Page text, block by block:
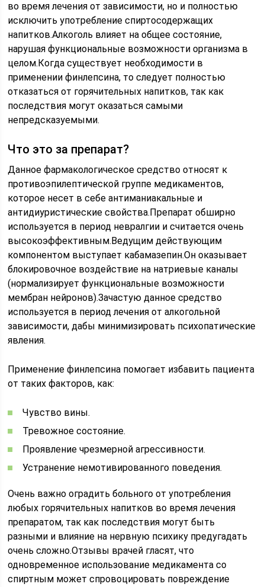
во время лечения от зависимости, но и полностью
исключить употребление спиртосодержащих
напитков.Алкоголь влияет на общее состояние,
нарушая функциональные возможности организма в
целом.Когда существует необходимости в
применении финлепсина, то следует полностью
отказаться от горячительных напитков, так как
последствия могут оказаться самыми
непредсказуемыми.
Что это за препарат?
Данное фармакологическое средство относят к
противоэпилептической группе медикаментов,
которое несет в себе антиманиакальные и
антидиуристические свойства.Препарат обширно
используется в период невралгии и считается очень
высокоэффективным.Ведущим действующим
компонентом выступает кабамазепин.Он оказывает
блокировочное воздействие на натриевые каналы
(нормализирует функциональные возможности
мембран нейронов).Зачастую данное средство
используется в период лечения от алкогольной
зависимости, дабы минимизировать психопатические
явления.
Применение финлепсина помогает избавить пациента
от таких факторов, как:
Чувство вины.
Тревожное состояние.
Проявление чрезмерной агрессивности.
Устранение немотивированного поведения.
Очень важно оградить больного от употребления
любых горячительных напитков во время лечения
препаратом, так как последствия могут быть
разными и влияние на нервную психику предугадать
очень сложно.Отзывы врачей гласят, что
одновременное использование медикамента со
спиртным может спровоцировать повреждение